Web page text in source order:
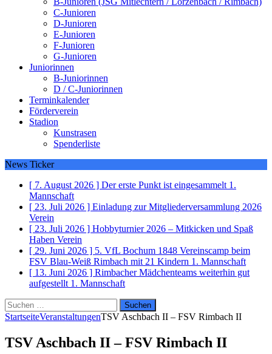
C-Junioren
D-Junioren
E-Junioren
F-Junioren
G-Junioren
Juniorinnen
B-Juniorinnen
D / C-Juniorinnen
Terminkalender
Förderverein
Stadion
Kunstrasen
Spenderliste
News Ticker
[ 7. August 2026 ] Der erste Punkt ist eingesammelt 1.
Mannschaft
[ 23. Juli 2026 ] Einladung zur Mitgliederversammlung 2026
Verein
[ 23. Juli 2026 ] Hobbyturnier 2026 – Mitkicken und Spaß
Haben Verein
[ 29. Juni 2026 ] 5. VfL Bochum 1848 Vereinscamp beim
FSV Blau-Weiß Rimbach mit 21 Kindern 1. Mannschaft
[ 13. Juni 2026 ] Rimbacher Mädchenteams weiterhin gut
aufgestellt 1. Mannschaft
Suchen
nach:
StartseiteVeranstaltungenTSV Aschbach II – FSV Rimbach II
TSV Aschbach II – FSV Rimbach II